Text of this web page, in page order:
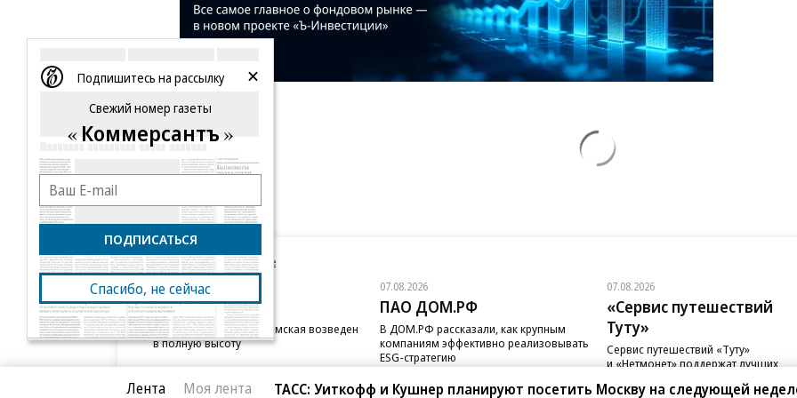
Новости компаний Все
07.08.2026
STONE
Бизнес-центр STONE Римская возведен
в полную высоту
07.08.2026
ПАО ДОМ.РФ
В ДОМ.РФ рассказали, как крупным
компаниям эффективно реализовывать
ESG-стратегию
07.08.2026
«Сервис путешествий
Туту»
Сервис путешествий «Туту»
и «Нетмонет» поддержат лучших
Лента Моя лента ТАСС: Уиткофф и Кушнер планируют посетить Москву на следующей
Подпишитесь на рассылку
Свежий номер газеты
Коммерсантъ
ПОДПИСАТЬСЯ
Спасибо, не сейчас